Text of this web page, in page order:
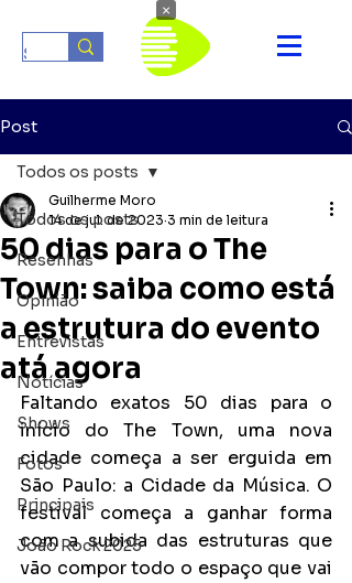
Post
Todos os posts
Resenhas
Opinião
Entrevistas
Notícias
Shows
Fotos
Principais
João Rock 2025
Todos os posts
50 dias para o The
Town: saiba como está
a estrutura do evento
atá agora
Guilherme Moro
14 de jul. de 2023 3 min de leitura
Faltando exatos 50 dias para o
início do The Town, uma nova
cidade começa a ser erguida em
São Paulo: a Cidade da Música. O
festival começa a ganhar forma
com a subida das estruturas que
vão compor todo o espaço que vai
×